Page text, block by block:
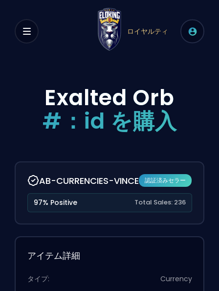
ロイヤルティ
Exalted Orb
#：id を購入
AB-CURRENCIES-VINCE 認証済みセラー
97% Positive Total Sales: 236
アイテム詳細
タイプ:
Currency